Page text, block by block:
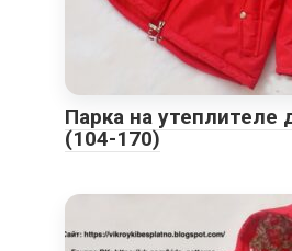
Парка на утеплителе
(104-170)